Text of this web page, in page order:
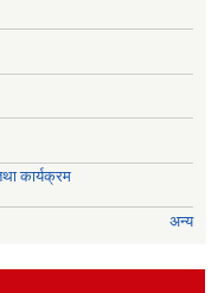
कार्यक्रम
अन्य